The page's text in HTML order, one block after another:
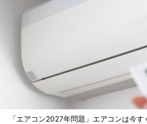
「エアコン2027年問題」エアコンは今